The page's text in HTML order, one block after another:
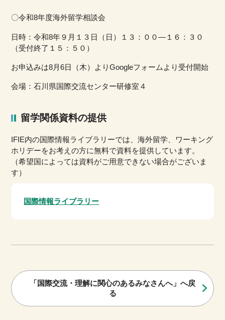
〇令和8年度海外留学相談会
日時：令和8年９月１３日（日）１３：００―１６：３０
（受付終了１５：５０）
お申込みは8月6日（木）よりGoogleフォームより受付開始
会場：石川県国際交流センター研修室４
留学関係資料の提供
IFIE内の国際情報ライブラリーでは、海外留学、ワーキング
ホリデーをお考えの方に無料で資料を提供しています。
（希望国によっては資料がご用意できない場合がございま
す）
国際情報ライブラリー
「国際交流・理解に関心のあるみなさんへ」へ戻
る